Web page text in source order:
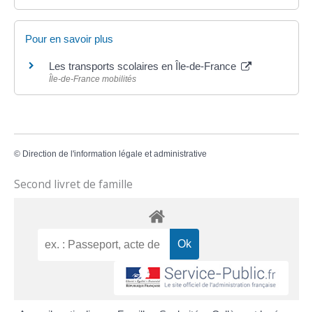
Pour en savoir plus
Les transports scolaires en Île-de-France
Île-de-France mobilités
© Direction de l'information légale et administrative
Second livret de famille